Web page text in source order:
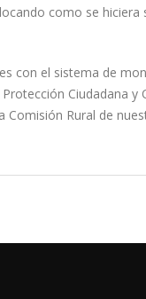
como se
con el sistema de
Ciudadana y
Comisión Rural de